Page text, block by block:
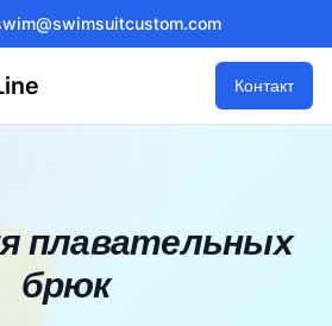
Контакт
плавательных
брюк